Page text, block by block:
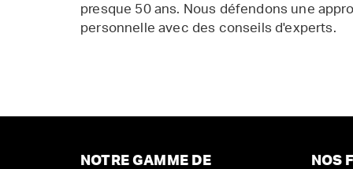
presque 50 ans. Nous défendons une
personnelle avec des conseils d'experts.
NOTRE GAMME DE
NOS